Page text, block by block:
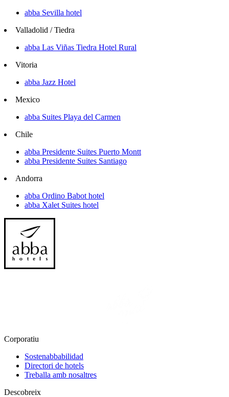
abba Sevilla hotel
Valladolid / Tiedra
abba Las Viñas Tiedra Hotel Rural
Vitoria
abba Jazz Hotel
Mexico
abba Suites Playa del Carmen
Chile
abba Presidente Suites Puerto Montt
abba Presidente Suites Santiago
Andorra
abba Ordino Babot hotel
abba Xalet Suites hotel
Corporatiu
Sostenabbabilidad
Directori de hotels
Treballa amb nosaltres
Descobreix